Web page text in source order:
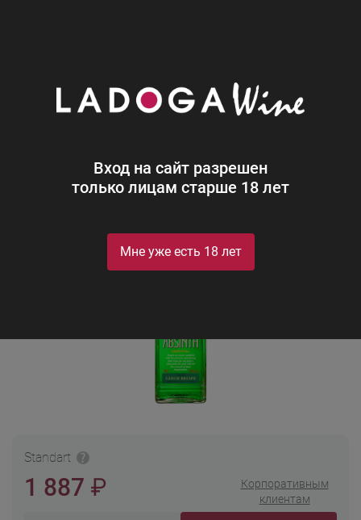
Вход на сайт разрешен
только лицам старше 18 лет
Мне уже есть 18 лет
Фруко Шульц Абсент
Фруко Шульц Абсент Абсолвент
Fruko-Schulz Absinth Absolvent
Standart
1 887 ₽
Корпоративным
клиентам